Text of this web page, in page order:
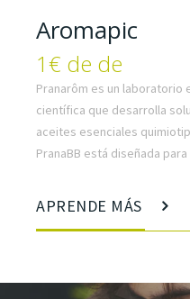
Aromapic
1€ de de
Pranarôm es un laboratorio
científica que desarrolla
aceites esenciales
PranaBB está diseñada
APRENDE MÁS